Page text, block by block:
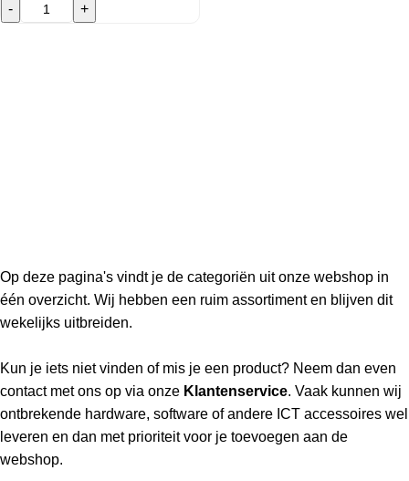
- +
Op deze pagina's vindt je de categoriën uit onze webshop in
één overzicht. Wij hebben een ruim assortiment en blijven dit
wekelijks uitbreiden.
Kun je iets niet vinden of mis je een product? Neem dan even
contact met ons op via onze Klantenservice. Vaak kunnen wij
ontbrekende hardware, software of andere ICT accessoires wel
leveren en dan met prioriteit voor je toevoegen aan de
webshop.